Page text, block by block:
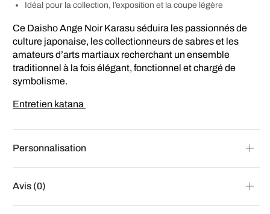
Idéal pour la collection, l’exposition et la coupe légère
Ce Daisho Ange Noir Karasu séduira les passionnés de
culture japonaise, les collectionneurs de sabres et les
amateurs d’arts martiaux recherchant un ensemble
traditionnel à la fois élégant, fonctionnel et chargé de
symbolisme.
Entretien katana
Personnalisation
Avis (0)